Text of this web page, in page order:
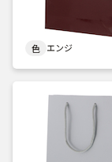
色 エンジ